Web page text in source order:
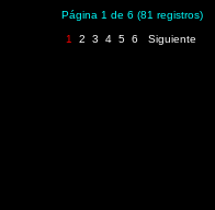
Página 1 de 6 (81 registros)
1 2 3 4 5 6 Siguiente